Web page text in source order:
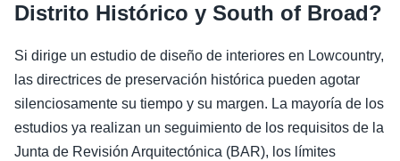
Distrito Histórico y South of Broad?
Si dirige un estudio de diseño de interiores en Lowcountry,
las directrices de preservación histórica pueden agotar
silenciosamente su tiempo y su margen. La mayoría de los
estudios ya realizan un seguimiento de los requisitos de la
Junta de Revisión Arquitectónica (BAR), los límites